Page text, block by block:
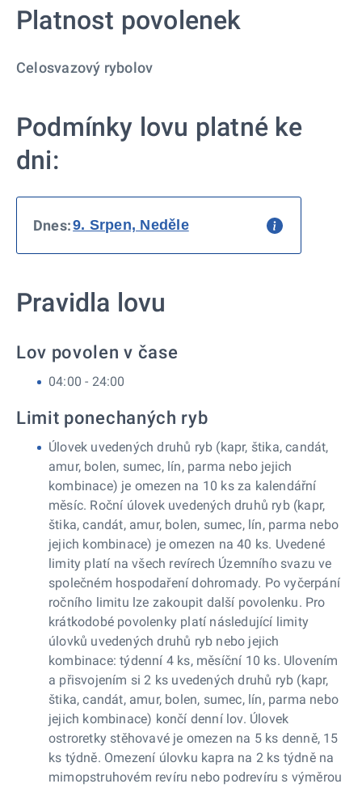
Platnost povolenek
Celosvazový rybolov
Podmínky lovu platné ke
dni:
Dnes:
Pravidla lovu
Lov povolen v čase
04:00 - 24:00
Limit ponechaných ryb
Úlovek uvedených druhů ryb (kapr, štika, candát,
amur, bolen, sumec, lín, parma nebo jejich
kombinace) je omezen na 10 ks za kalendářní
měsíc. Roční úlovek uvedených druhů ryb (kapr,
štika, candát, amur, bolen, sumec, lín, parma nebo
jejich kombinace) je omezen na 40 ks. Uvedené
limity platí na všech revírech Územního svazu ve
společném hospodaření dohromady. Po vyčerpání
ročního limitu lze zakoupit další povolenku. Pro
krátkodobé povolenky platí následující limity
úlovků uvedených druhů ryb nebo jejich
kombinace: týdenní 4 ks, měsíční 10 ks. Ulovením
a přisvojením si 2 ks uvedených druhů ryb (kapr,
štika, candát, amur, bolen, sumec, lín, parma nebo
jejich kombinace) končí denní lov. Úlovek
ostroretky stěhovavé je omezen na 5 ks denně, 15
ks týdně. Omezení úlovku kapra na 2 ks týdně na
mimopstruhovém revíru nebo podrevíru s výměrou